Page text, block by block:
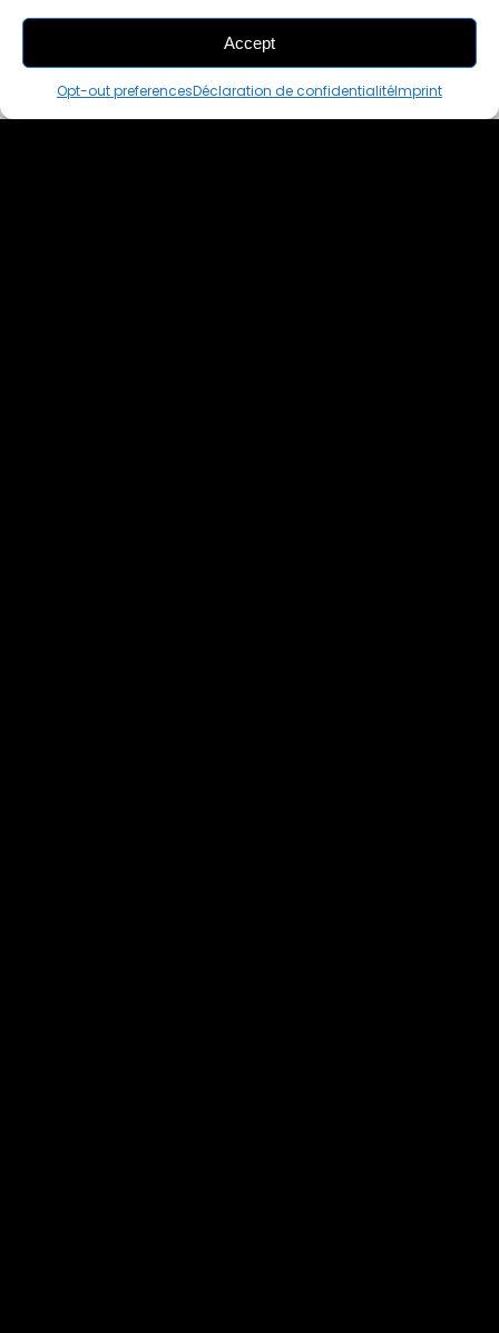
Accept
Opt-out preferencesDéclaration de confidentialitéImprint
THIS PAIR IS
ALREADY SOLD OUT